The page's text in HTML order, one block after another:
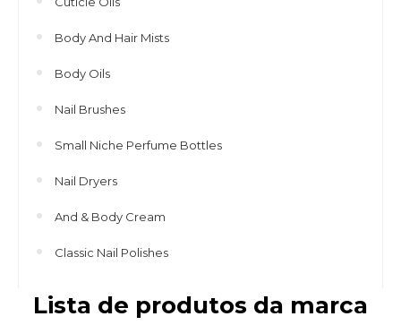
Body And Hair Mists
Body Oils
Nail Brushes
Small Niche Perfume Bottles
Nail Dryers
And & Body Cream
Classic Nail Polishes
Lista de produtos da marca